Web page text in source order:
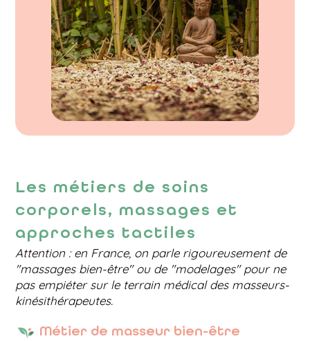
Les métiers de soins
corporels, massages et
approches tactiles
Attention : en France, on parle rigoureusement de
"massages bien-être" ou de "modelages" pour ne
pas empiéter sur le terrain médical des masseurs-
kinésithérapeutes.
Métier de masseur bien-être